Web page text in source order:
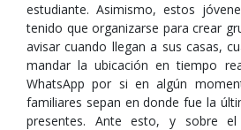
estudiante. Asimismo, estos
tenido que organizarse para crear
avisar cuando llegan a sus casas,
mandar la ubicación en tiempo
WhatsApp por si en algún
familiares sepan en donde fue la
presentes. Ante esto, y sobre